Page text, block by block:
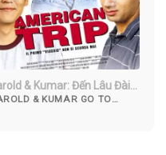
& Kumar: Đến Lâu Đài
& KUMAR GO TO